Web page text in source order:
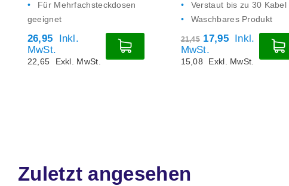
Für Mehrfachsteckdosen
geeignet
26,95
Inkl.
MwSt.
22,65 Exkl. MwSt.
Verstaut bis zu 30 Kabel
Waschbares Produkt
21,45 17,95
Inkl.
MwSt.
15,08 Exkl. MwSt.
Zuletzt angesehen